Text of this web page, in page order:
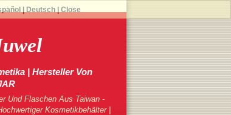
| Hersteller Von
Und Flaschen Aus Taiwan -
Kosmetikbehälter |
Deutsch| Close